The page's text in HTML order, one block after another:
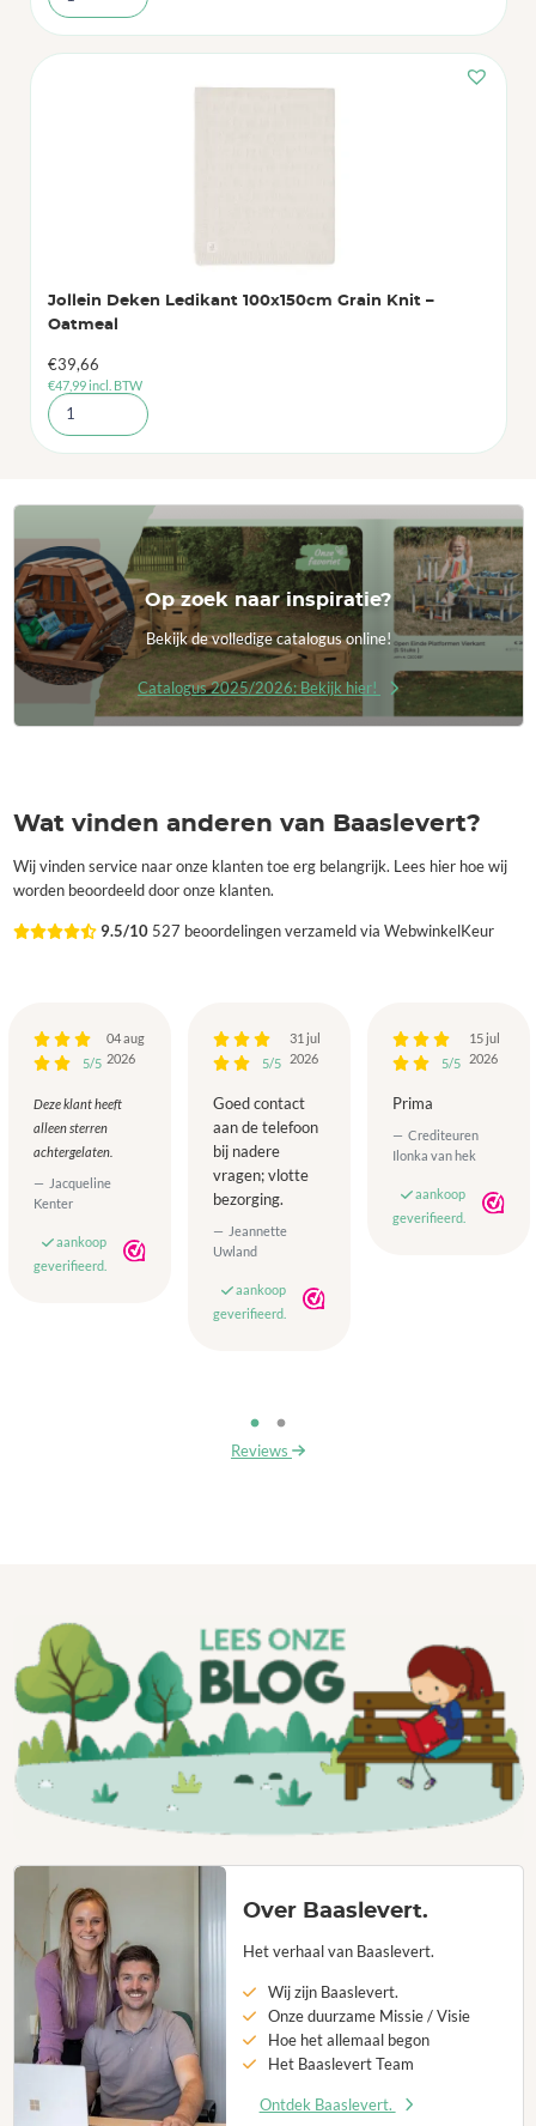
Jollein Deken Ledikant 100x150cm Grain Knit –
Oatmeal
€39,66
€47,99incl. BTW
Op zoek naar inspiratie?
Bekijk de volledige catalogus online!
Catalogus 2025/2026: Bekijk hier!
Wat vinden anderen van Baaslevert?
Wij vinden service naar onze klanten toe erg belangrijk. Lees hier hoe wij
worden beoordeeld door onze klanten.
9.5/10 527 beoordelingen verzameld via WebwinkelKeur
5/5
04 aug
2026
Deze klant heeft
alleen sterren
achtergelaten.
Jacqueline
Kenter
aankoop
geverifieerd.
5/5
31 jul
2026
Goed contact
aan de telefoon
bij nadere
vragen; vlotte
bezorging.
Jeannette
Uwland
aankoop
geverifieerd.
5/5
15 jul
2026
Prima
Crediteuren
Ilonka van hek
aankoop
geverifieerd.
Reviews
Over Baaslevert.
Het verhaal van Baaslevert.
Wij zijn Baaslevert.
Onze duurzame Missie / Visie
Hoe het allemaal begon
Het Baaslevert Team
Ontdek Baaslevert.